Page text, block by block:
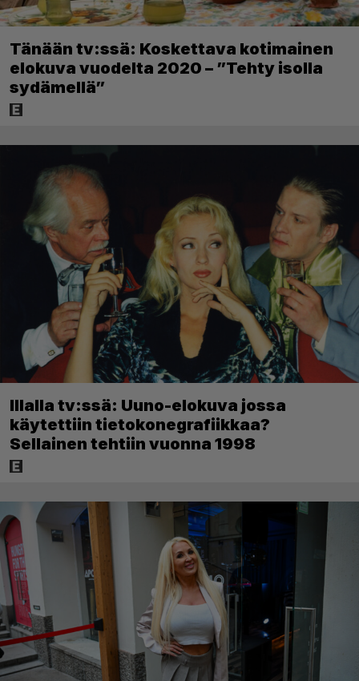
Tänään tv:ssä: Koskettava kotimainen
elokuva vuodelta 2020 – ”Tehty isolla
sydämellä”
Illalla tv:ssä: Uuno-elokuva jossa
käytettiin tietokonegrafiikkaa?
Sellainen tehtiin vuonna 1998